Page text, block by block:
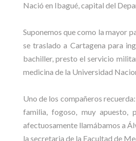
Nació en Ibagué, capital del
Suponemos que como la mayor
se traslado a Cartagena para
bachiller, presto el servicio
medicina de la Universidad
Uno de los compañeros
familia, fogoso, muy
afectuosamente llamábamos a
la secretaria de la Facultad de